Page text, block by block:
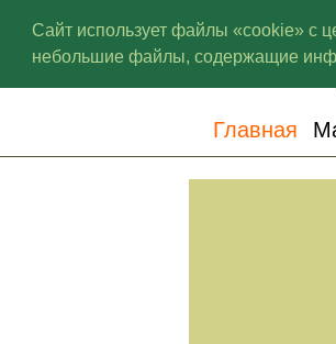
Сайт использует файлы «cookie» с
небольшие файлы, содержащие
Главная